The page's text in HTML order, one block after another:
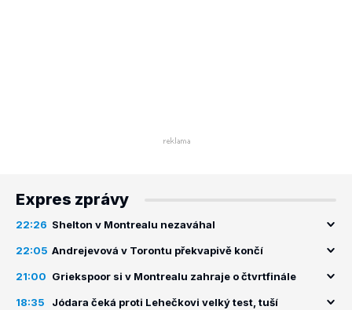
Expres zprávy
22:26 Shelton v Montrealu nezaváhal
22:05 Andrejevová v Torontu překvapivě končí
21:00 Griekspoor si v Montrealu zahraje o čtvrtfinále
18:35 Jódara čeká proti Lehečkovi velký test, tuší